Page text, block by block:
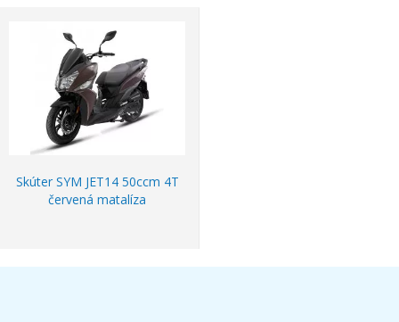
Skúter SYM JET14 50ccm 4T
červená matalíza